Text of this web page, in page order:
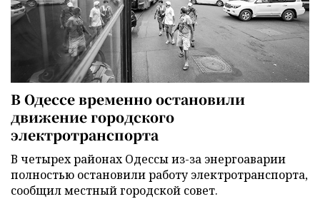
В Одессе временно остановили
движение городского
электротранспорта
В четырех районах Одессы из-за энергоаварии
полностью остановили работу электротранспорта,
сообщил местный городской совет.